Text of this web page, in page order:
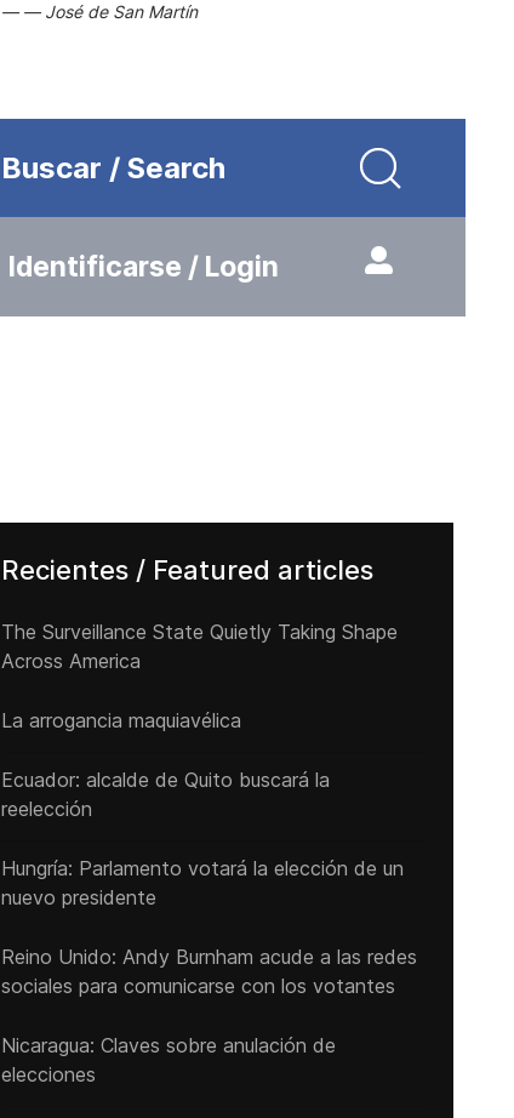
José de San Martín
Buscar / Search
Identificarse / Login
Recientes / Featured articles
The Surveillance State Quietly Taking Shape
Across America
La arrogancia maquiavélica
Ecuador: alcalde de Quito buscará la
reelección
Hungría: Parlamento votará la elección de un
nuevo presidente
Reino Unido: Andy ‌Burnham acude a las redes
sociales para comunicarse con los votantes
Nicaragua: Claves sobre anulación de
elecciones